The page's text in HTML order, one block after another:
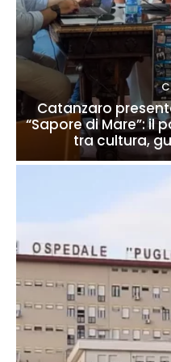
Catanzaro
“Sapore di Mare”:
tra cultura,